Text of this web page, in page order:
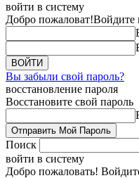
войти в систему
Добро пожаловат!Войдите
Вы забыли свой пароль?
восстановление пароля
Восстановите свой пароль
Поиск
войти в систему
Добро пожаловать!